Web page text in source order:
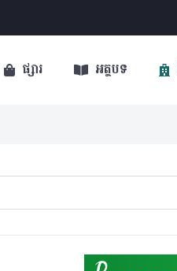
ផ្សារ អត្ថបទ